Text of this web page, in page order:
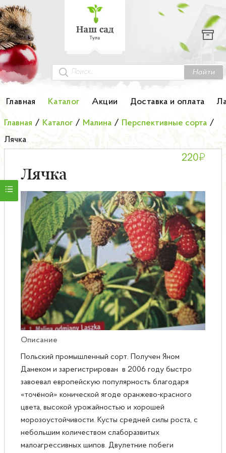
Найти
Главная Каталог Акции Доставка и оплата
Каталог
Гортензии
Грунты
Колоновидные деревья
Лук-севок
Малина
Мини-деревья
НОВИНКА Английские и Японские розы
Саженцы плодовые
Сирень
Главная / Каталог / Малина / Перспективные сорта /
Лячка
Лячка
220₽
Описание
Польский промышленный сорт. Получен Яном
Данеком и зарегистрирован в 2006 году быстро
завоевал европейскую популярность благодаря
«точёной» конической ягоде оранжево-красного
цвета, высокой урожайностью и хорошей
морозоустойчивости. Кусты средней силы роста, с
небольшим количеством слаборазвитых
малоагрессивных шипов. Двулетние побеги